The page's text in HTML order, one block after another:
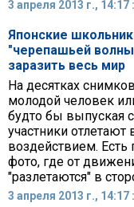
3 апреля 2013 г., 14:17
Японские
"черепашьей
заразить весь мир
На десятках
молодой человек
будто бы выпуская
участники отлетают
воздействием.
фото, где от
"разлетаются" в
3 апреля 2013 г., 14:17